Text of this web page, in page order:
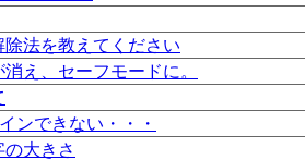
除法を教えてください
え、セーフモードに。
ンできない・・・
大きさ